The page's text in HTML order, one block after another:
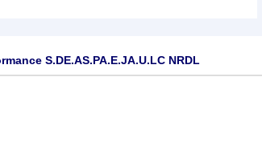
S.DE.AS.PA.E.JA.U.LC NRDL